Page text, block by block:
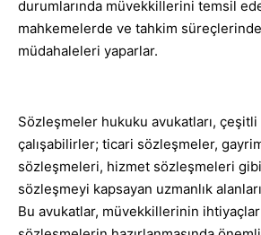
durumlarında müvekkillerini temsil
mahkemelerde ve tahkim
müdahaleleri yaparlar.
Sözleşmeler hukuku avukatları, çeşitli
çalışabilirler; ticari sözleşmeler,
sözleşmeleri, hizmet sözleşmeleri
sözleşmeyi kapsayan uzmanlık
Bu avukatlar, müvekkillerinin